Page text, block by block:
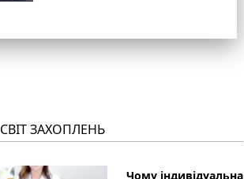
СВІТ ЗАХОПЛЕНЬ
Чому індивідуальна